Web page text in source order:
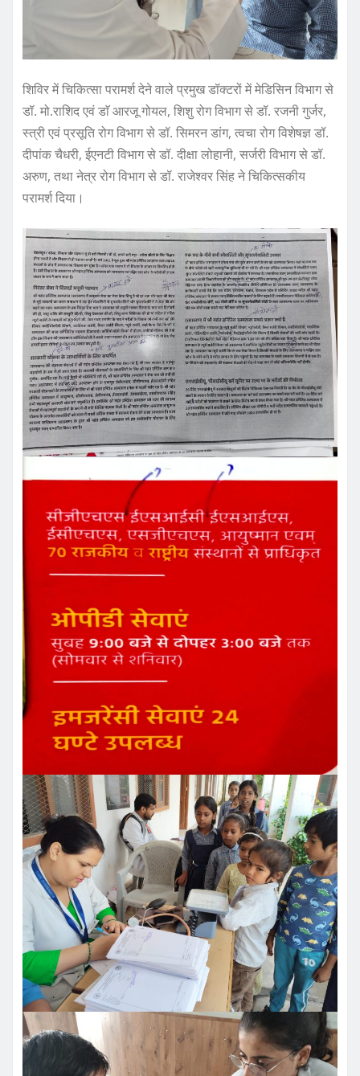
शिविर में चिकित्सा परामर्श देने वाले प्रमुख डॉक्टरों में मेडिसिन विभाग से
डॉ. मो.राशिद एवं डाॅ आरजू गोयल, शिशु रोग विभाग से डॉ. रजनी गुर्जर,
स्त्री एवं प्रसूति रोग विभाग से डॉ. सिमरन डांग, त्वचा रोग विशेषज्ञ डॉ.
दीपांक चैधरी, ईएनटी विभाग से डॉ. दीक्षा लोहानी, सर्जरी विभाग से डॉ.
अरुण, तथा नेत्र रोग विभाग से डॉ. राजेश्वर सिंह ने चिकित्सकीय
परामर्श दिया।